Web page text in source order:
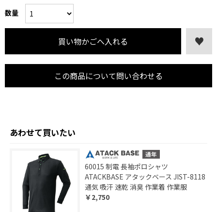
数量
あわせて買いたい
60015 制電 長袖ポロシャツ
ATACKBASE アタックベース JIST-8118
通気 吸汗 速乾 消臭 作業着 作業服
￥2,750
この商品について問い合わせる